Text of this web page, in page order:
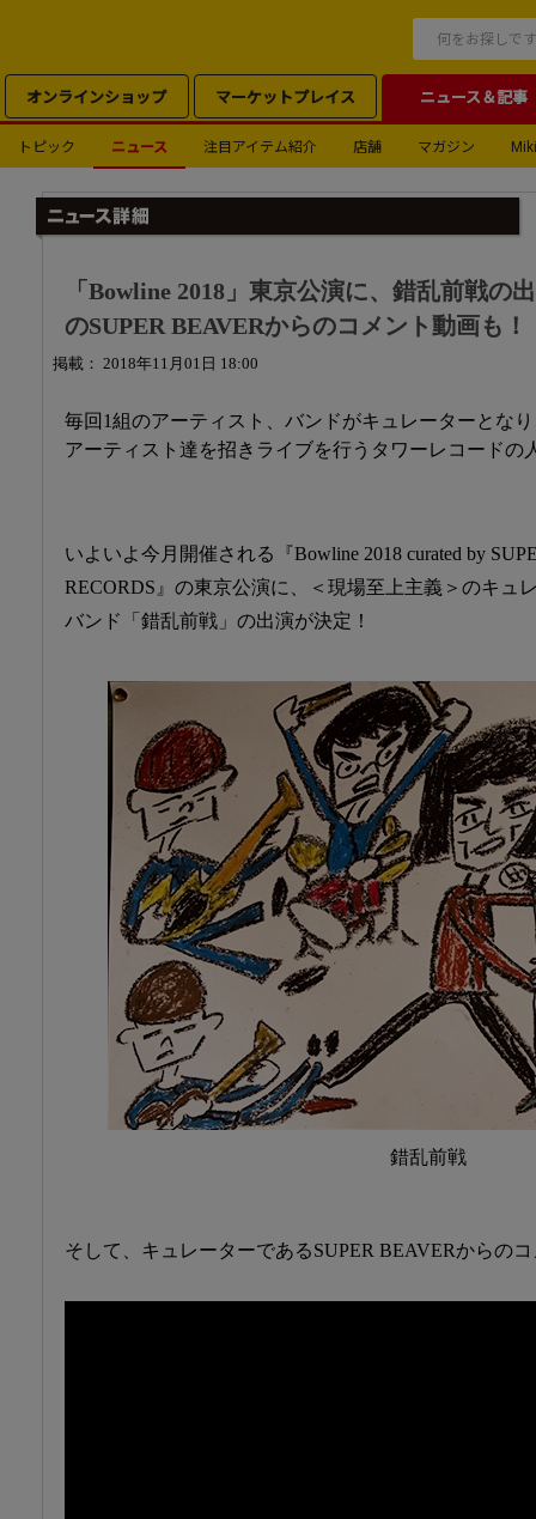
オンラインショップ マーケットプレイス ニュース＆記事
トピック ニュース 注目アイテム紹介 店舗 マガジン
「Bowline 2018」東京公演に、錯乱前戦の
のSUPER BEAVERからのコメント動画も！
掲載： 2018年11月01日 18:00
毎回1組のアーティスト、バンドがキュレーターとな
アーティスト達を招きライブを行うタワーレコードの
いよいよ今月開催される『Bowline 2018 curated by
RECORDS』の東京公演に、＜現場至上主義＞のキュ
バンド「錯乱前戦」の出演が決定！
錯乱前戦
そして、キュレーターであるSUPER BEAVERからの